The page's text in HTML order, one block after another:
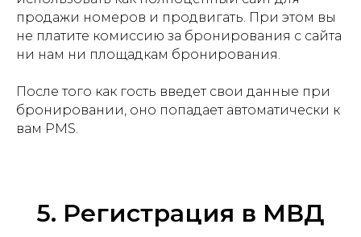
продажи номеров и продвигать. При этом вы
не платите комиссию за бронирования с сайта
ни нам ни площадкам бронирования.
После того как гость введет свои данные при
бронировании, оно попадает автоматически к
вам PMS.
5. Регистрация в МВД